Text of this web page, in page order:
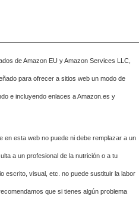
de Amazon EU y Amazon Services LLC,
para ofrecer a sitios web un modo de
e incluyendo enlaces a Amazon.es y
en esta web no puede ni debe remplazar a un
a un profesional de la nutrición o a tu
escrito, visual, etc. no puede sustituir la labor
que si tienes algún problema